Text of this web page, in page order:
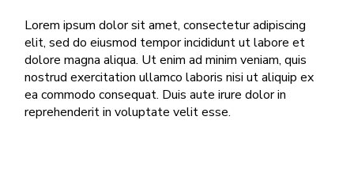
Lorem ipsum dolor sit amet, consectetur adipiscing
elit, sed do eiusmod tempor incididunt ut labore et
dolore magna aliqua. Ut enim ad minim veniam, quis
nostrud exercitation ullamco laboris nisi ut aliquip ex
ea commodo consequat. Duis aute irure dolor in
reprehenderit in voluptate velit esse.